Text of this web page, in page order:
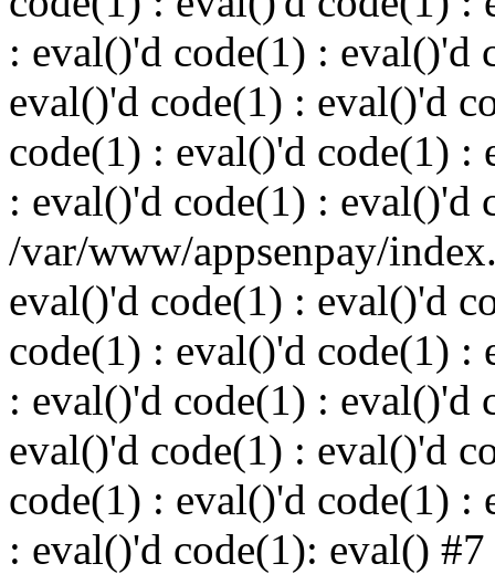
: eval()'d code(1) : eval()'d
eval()'d code(1) : eval()'d
code(1) : eval()'d code(1) :
: eval()'d code(1) : eval()'d
/var/www/appsenpay/
eval()'d code(1) : eval()'d
code(1) : eval()'d code(1) :
: eval()'d code(1) : eval()'d
eval()'d code(1) : eval()'d
code(1) : eval()'d code(1) :
: eval()'d code(1): eval() #7